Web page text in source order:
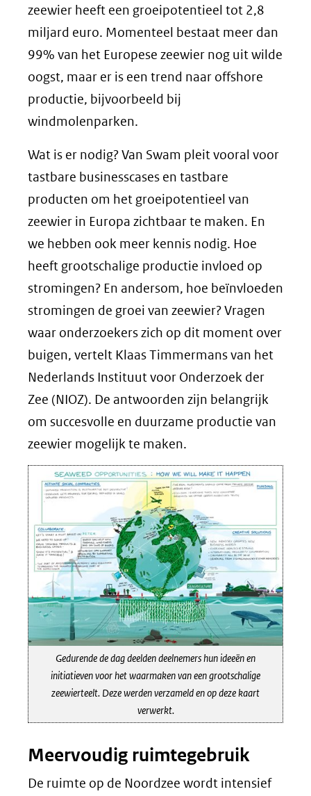
zeewier heeft een groeipotentieel tot 2,8
miljard euro. Momenteel bestaat meer dan
99% van het Europese zeewier nog uit wilde
oogst, maar er is een trend naar offshore
productie, bijvoorbeeld bij
windmolenparken.
Wat is er nodig? Van Swam pleit vooral voor
tastbare businesscases en tastbare
producten om het groeipotentieel van
zeewier in Europa zichtbaar te maken. En
we hebben ook meer kennis nodig. Hoe
heeft grootschalige productie invloed op
stromingen? En andersom, hoe beïnvloeden
stromingen de groei van zeewier? Vragen
waar onderzoekers zich op dit moment over
buigen, vertelt Klaas Timmermans van het
Nederlands Instituut voor Onderzoek der
Zee (NIOZ). De antwoorden zijn belangrijk
om succesvolle en duurzame productie van
zeewier mogelijk te maken.
Gedurende de dag deelden deelnemers hun ideeën en
initiatieven voor het waarmaken van een grootschalige
zeewierteelt. Deze werden verzameld en op deze kaart
verwerkt.
Meervoudig ruimtegebruik
De ruimte op de Noordzee wordt intensief